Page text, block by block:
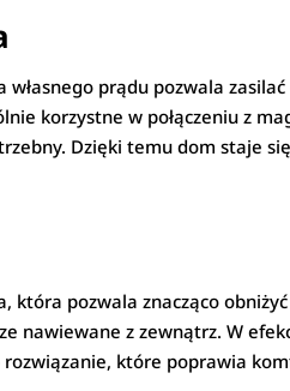
prądu pozwala
korzystne w połączeniu z
Dzięki temu dom staje
która pozwala znacząco
nawiewane z zewnątrz. W
które poprawia